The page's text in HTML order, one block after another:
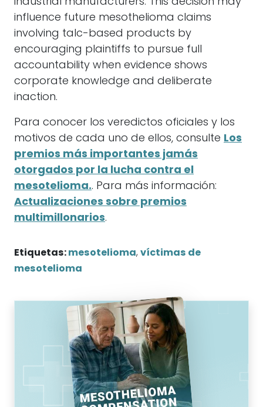
Actualizaciones sobre premios
multimillonarios.
Etiquetas: mesotelioma,víctimas de
mesotelioma
Paquete de compensación
financiera GRATUITO
Información sobre despachos de
abogados que recuperarán su
INDEMNIZACIÓN MÁS ALTA
Aprenda cómo cobrar en 90 días